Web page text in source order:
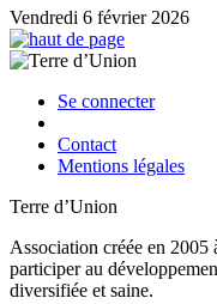
Vendredi 6 février 2026
Se connecter
Contact
Mentions légales
Terre d’Union
Association créée en
participer au
diversifiée et saine.